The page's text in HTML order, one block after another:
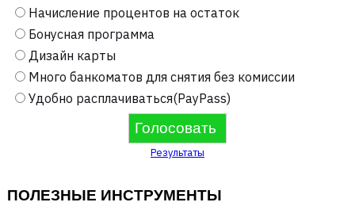
Начисление процентов на остаток
Бонусная программа
Дизайн карты
Много банкоматов для снятия без комиссии
Удобно расплачиваться(PayPass)
Результаты
ПОЛЕЗНЫЕ ИНСТРУМЕНТЫ